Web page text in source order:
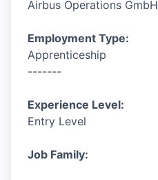
Airbus Operations GmbH
Employment Type:
Apprenticeship
-------
Experience Level:
Entry Level
Job Family: